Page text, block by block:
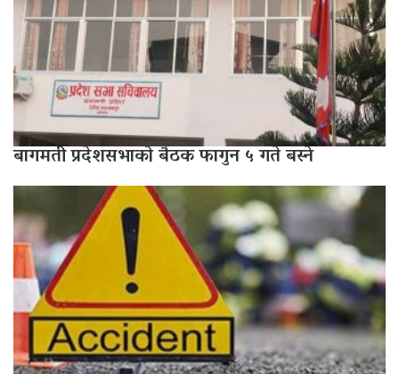
बागमती प्रदेशसभाको बैठक फागुन ५ गते बस्ने